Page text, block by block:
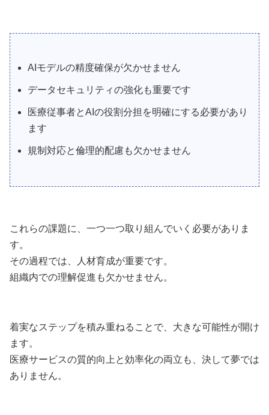
AIモデルの精度確保が欠かせません
データセキュリティの強化も重要です
医療従事者とAIの役割分担を明確にする必要があり
ます
規制対応と倫理的配慮も欠かせません
これらの課題に、一つ一つ取り組んでいく必要がありま
す。
その過程では、人材育成が重要です。
組織内での理解促進も欠かせません。
着実なステップを積み重ねることで、大きな可能性が開け
ます。
医療サービスの質的向上と効率化の両立も、決して夢では
ありません。